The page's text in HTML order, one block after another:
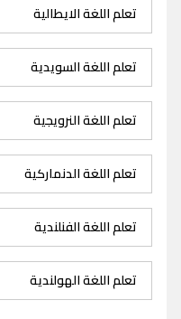
تعلم اللغة الايطالية
تعلم اللغة السويدية
تعلم اللغة النرويجية
تعلم اللغة الدنماركية
تعلم اللغة الفنلندية
تعلم اللغة الهولندية